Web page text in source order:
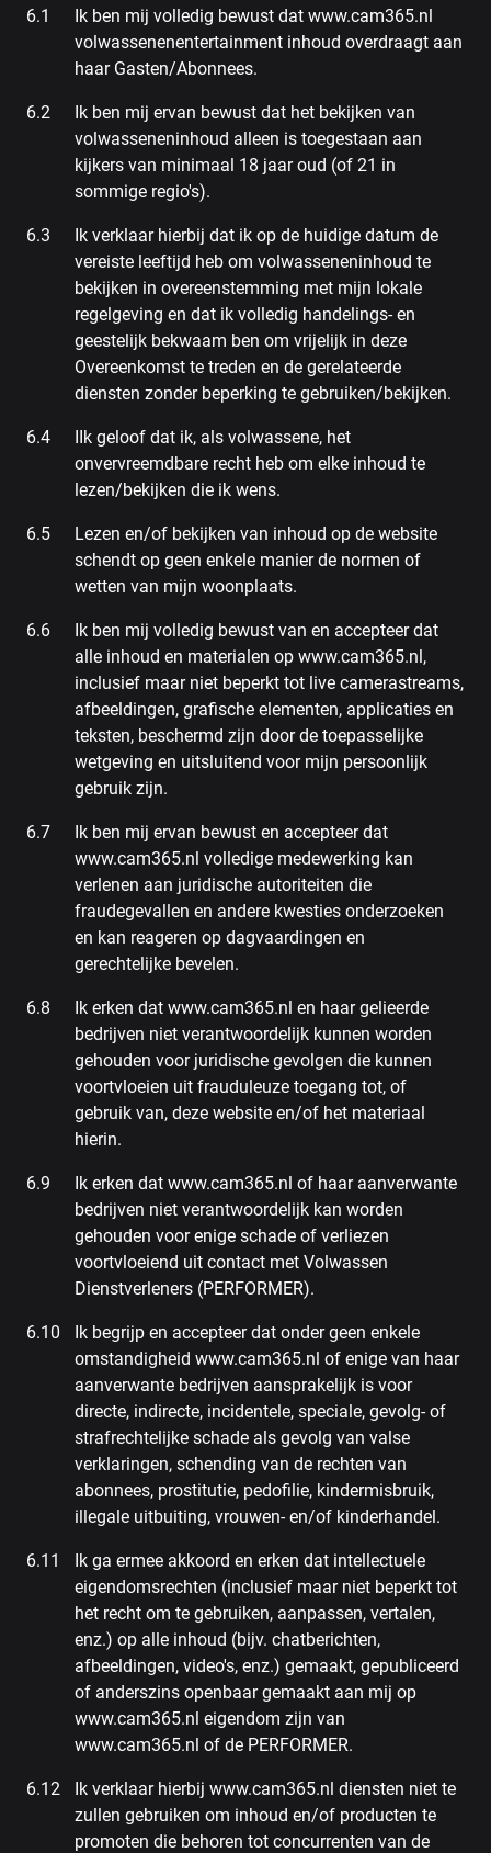
Ik ben mij volledig bewust dat www.cam365.nl
volwassenenentertainment inhoud overdraagt aan
haar Gasten/Abonnees.
Ik ben mij ervan bewust dat het bekijken van
volwasseneninhoud alleen is toegestaan aan
kijkers van minimaal 18 jaar oud (of 21 in
sommige regio's).
Ik verklaar hierbij dat ik op de huidige datum de
vereiste leeftijd heb om volwasseneninhoud te
bekijken in overeenstemming met mijn lokale
regelgeving en dat ik volledig handelings- en
geestelijk bekwaam ben om vrijelijk in deze
Overeenkomst te treden en de gerelateerde
diensten zonder beperking te gebruiken/bekijken.
IIk geloof dat ik, als volwassene, het
onvervreemdbare recht heb om elke inhoud te
lezen/bekijken die ik wens.
Lezen en/of bekijken van inhoud op de website
schendt op geen enkele manier de normen of
wetten van mijn woonplaats.
Ik ben mij volledig bewust van en accepteer dat
alle inhoud en materialen op www.cam365.nl,
inclusief maar niet beperkt tot live camerastreams,
afbeeldingen, grafische elementen, applicaties en
teksten, beschermd zijn door de toepasselijke
wetgeving en uitsluitend voor mijn persoonlijk
gebruik zijn.
Ik ben mij ervan bewust en accepteer dat
www.cam365.nl volledige medewerking kan
verlenen aan juridische autoriteiten die
fraudegevallen en andere kwesties onderzoeken
en kan reageren op dagvaardingen en
gerechtelijke bevelen.
Ik erken dat www.cam365.nl en haar gelieerde
bedrijven niet verantwoordelijk kunnen worden
gehouden voor juridische gevolgen die kunnen
voortvloeien uit frauduleuze toegang tot, of
gebruik van, deze website en/of het materiaal
hierin.
Ik erken dat www.cam365.nl of haar aanverwante
bedrijven niet verantwoordelijk kan worden
gehouden voor enige schade of verliezen
voortvloeiend uit contact met Volwassen
Dienstverleners (PERFORMER).
Ik begrijp en accepteer dat onder geen enkele
omstandigheid www.cam365.nl of enige van haar
aanverwante bedrijven aansprakelijk is voor
directe, indirecte, incidentele, speciale, gevolg- of
strafrechtelijke schade als gevolg van valse
verklaringen, schending van de rechten van
abonnees, prostitutie, pedofilie, kindermisbruik,
illegale uitbuiting, vrouwen- en/of kinderhandel.
Ik ga ermee akkoord en erken dat intellectuele
eigendomsrechten (inclusief maar niet beperkt tot
het recht om te gebruiken, aanpassen, vertalen,
enz.) op alle inhoud (bijv. chatberichten,
afbeeldingen, video's, enz.) gemaakt, gepubliceerd
of anderszins openbaar gemaakt aan mij op
www.cam365.nl eigendom zijn van
www.cam365.nl of de PERFORMER.
Ik verklaar hierbij www.cam365.nl diensten niet te
zullen gebruiken om inhoud en/of producten te
promoten die behoren tot concurrenten van de